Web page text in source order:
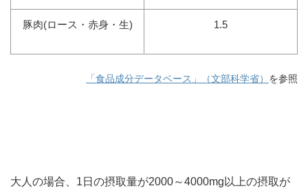
豚肉(ロース・赤身・生) 1.5
「食品成分データベース」（文部科学省） を参照
大人の場合、1日の摂取量が2000～4000mg以上の摂取が